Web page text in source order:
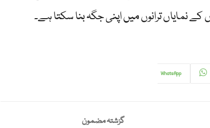
کے نمایاں ترانوں میں اپنی جگہ بنا سکتا ہے۔
WhatsApp
گزشتہ مضمون